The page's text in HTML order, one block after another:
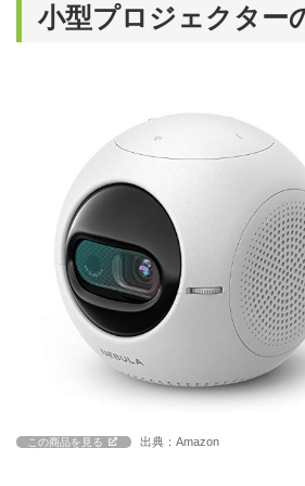
小型プロジェクター
この商品を見る 出典：Amazon